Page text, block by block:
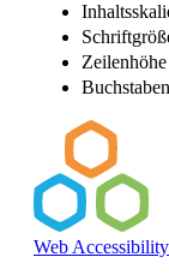
Zeilenhöhe
Web